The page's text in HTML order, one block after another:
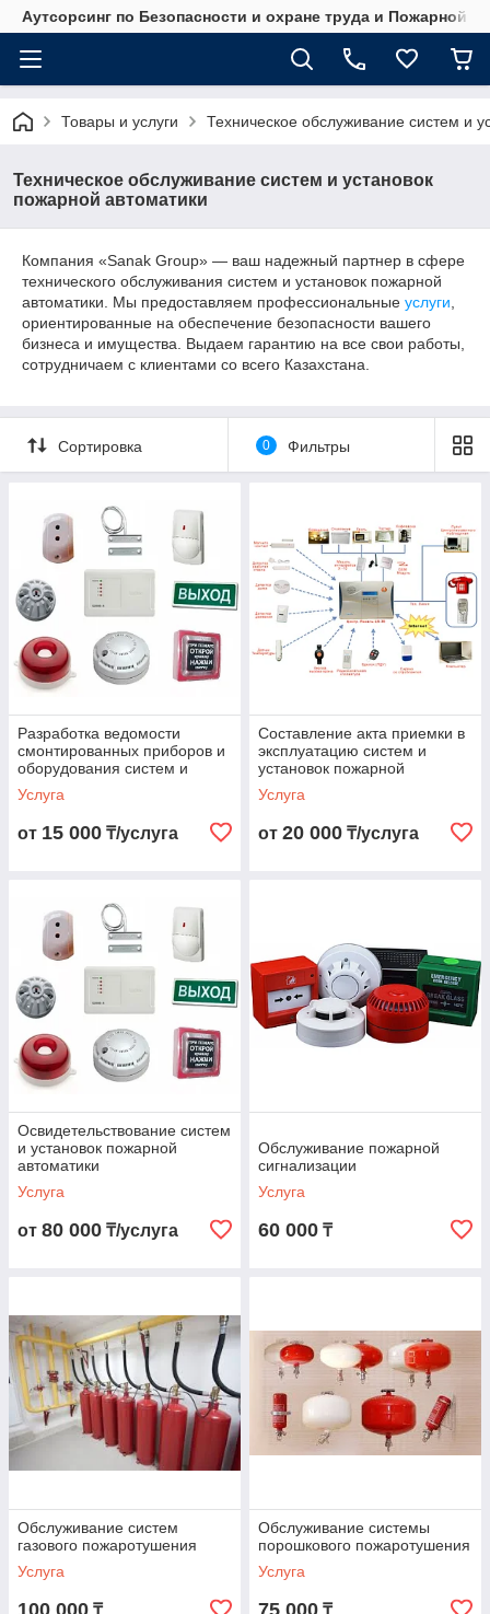
Аутсорсинг по Безопасности и охране труда и Пожарной
Товары и услуги Техническое обслуживание систем и
Техническое обслуживание систем и установок
пожарной автоматики
Компания «Sanak Group» — ваш надежный партнер в сфере
технического обслуживания систем и установок пожарной
автоматики. Мы предоставляем профессиональные услуги
ориентированные на обеспечение безопасности вашего
бизнеса и имущества. Выдаем гарантию на все свои работы,
сотрудничаем с клиентами со всего Казахстана.
Сортировка 0 Фильтры
Разработка ведомости
смонтированных приборов и
оборудования систем и
установок пож-ой автоматики
Услуга
от 15 000 ₸/услуга
Составление акта приемки в
эксплуатацию систем и
установок пожарной
автоматики
Услуга
от 20 000 ₸/услуга
Освидетельствование систем
и установок пожарной
автоматики
Услуга
от 80 000 ₸/услуга
Обслуживание пожарной
сигнализации
Услуга
60 000 ₸
Обслуживание систем
газового пожаротушения
Услуга
100 000 ₸
Обслуживание системы
порошкового пожаротушения
Услуга
75 000 ₸